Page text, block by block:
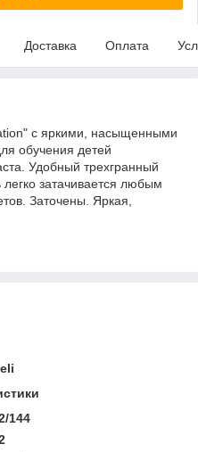
Доставка Оплата
с яркими, насыщенными
обучения детей
Удобный трехгранный
затачивается любым
Заточены. Яркая,
144